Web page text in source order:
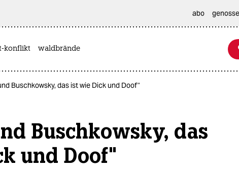
abo
konflikt waldbrände
Buschkowsky, das ist wie Dick und Doof"
Buschkowsky, das
und Doof"